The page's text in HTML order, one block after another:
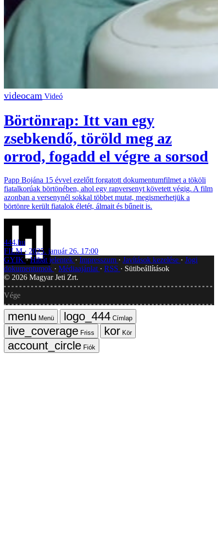
Videó
Börtönrap: Itt van egy
zsebkendő, töröld meg az
orrod, fogadd el végre a sorsod
Papp Bojána 15 évvel ezelőtt forgatott dokumentumfilmet a tököli
fiatalkorúak börtönében, ahol egy rapversenyt követett végig. A film
azonban a versenynél sokkal többet mutat, megismerhetjük a
börtönre került fiatalok életét, álmait és bűneit is.
444.hu
FILM
2025. január 26. 17:00
GYIK Hibát jelentek Impresszum Javítások kezelése
Jogi
dokumentumok
Médiaajánlat RSS
Sütibeállítások
© 2026 Magyar Jeti Zrt.
Vége
Menü
Címlap
Friss
Kör
Fiók